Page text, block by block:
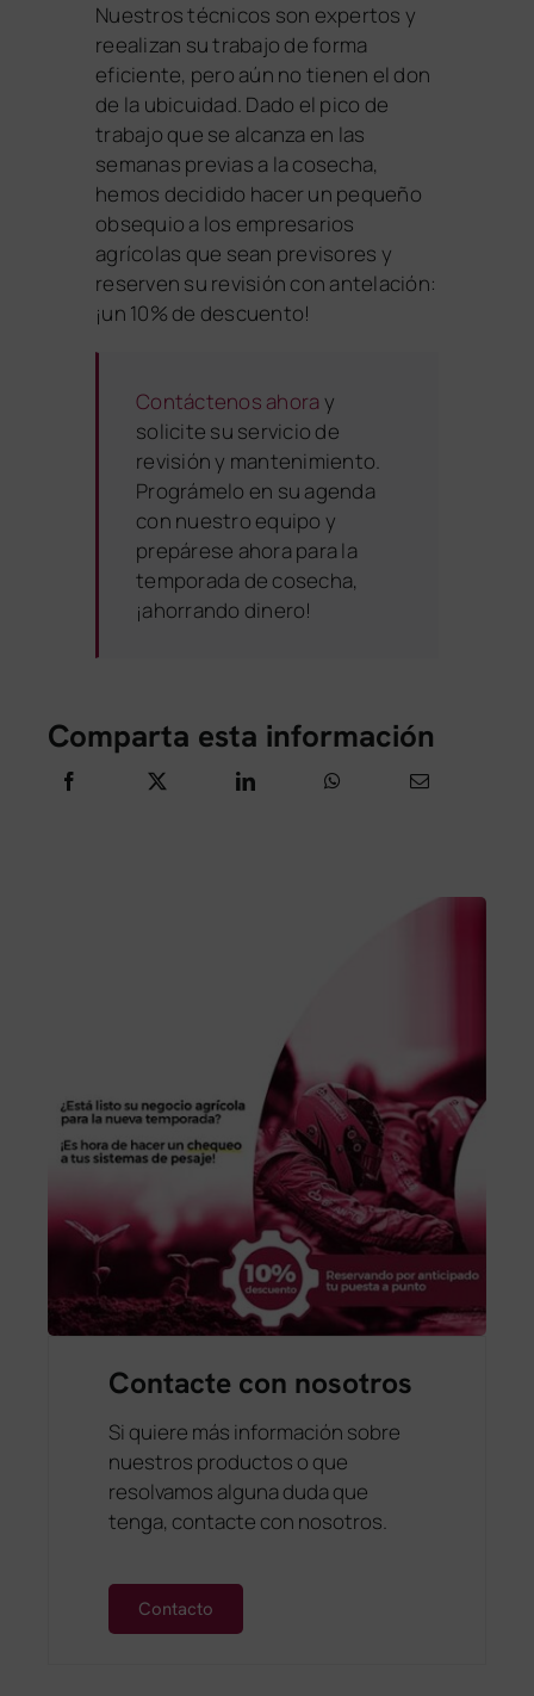
Contacte con nosotros
Si quiere más información sobre
nuestros productos o que
resolvamos alguna duda que
tenga, contacte con nosotros.
Contacto
Nuestros técnicos son expertos y
reealizan su trabajo de forma
eficiente, pero aún no tienen el don
de la ubicuidad. Dado el pico de
trabajo que se alcanza en las
semanas previas a la cosecha,
hemos decidido hacer un pequeño
obsequio a los empresarios
agrícolas que sean previsores y
reserven su revisión con antelación:
¡un 10% de descuento!
Contáctenos ahora y
solicite su servicio de
revisión y mantenimiento.
Prográmelo en su agenda
con nuestro equipo y
prepárese ahora para la
temporada de cosecha,
¡ahorrando dinero!
Comparta esta información